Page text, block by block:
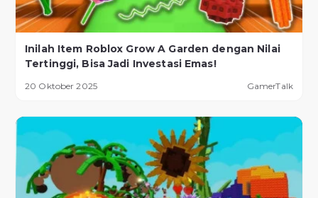
Inilah Item Roblox Grow A Garden dengan Nilai
Tertinggi, Bisa Jadi Investasi Emas!
20 Oktober 2025 GamerTalk